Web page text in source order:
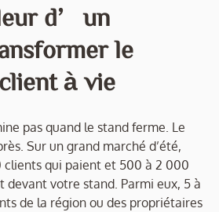
d’un
le
à vie
pas quand le stand ferme. Le
Sur un grand marché d’été,
clients qui paient et 500 à 2 000
devant votre stand. Parmi eux, 5 à
de la région ou des propriétaires